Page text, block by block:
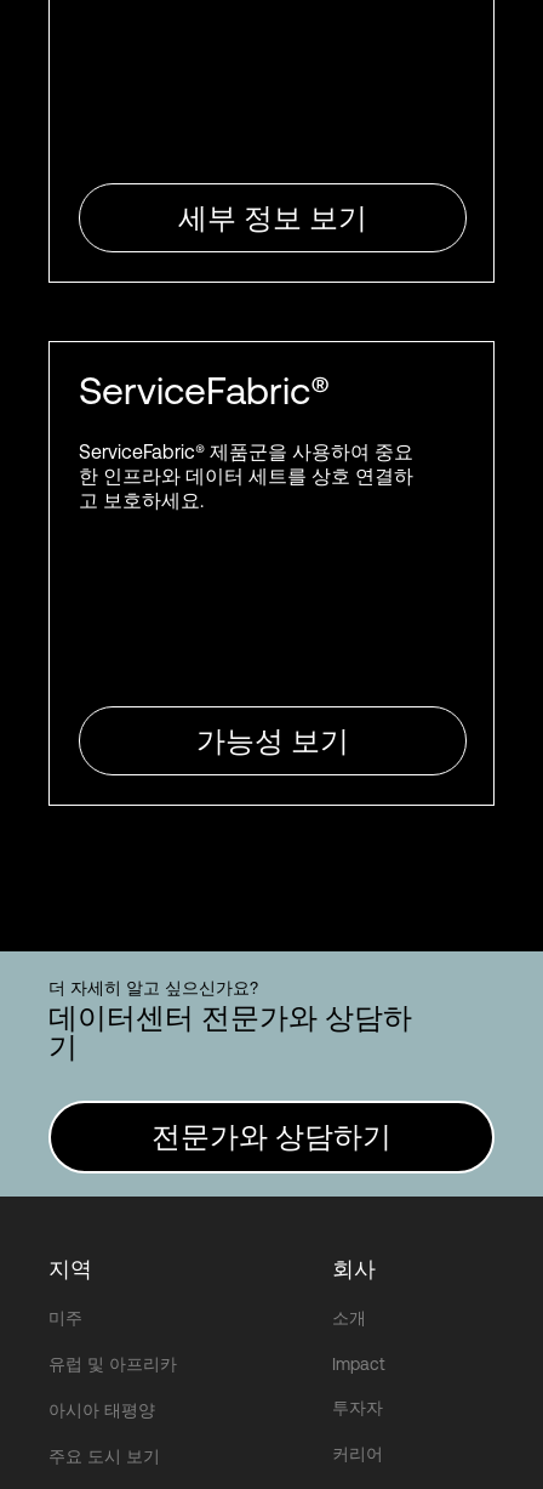
세부 정보 보기
ServiceFabric®
ServiceFabric® 제품군을 사용하여 중요
한 인프라와 데이터 세트를 상호 연결하
고 보호하세요.
가능성 보기
더 자세히 알고 싶으신가요?
데이터센터 전문가와 상담하
기
전문가와 상담하기
지역
미주
유럽 및 아프리카
아시아 태평양
주요 도시 보기
회사
소개
Impact
투자자
커리어